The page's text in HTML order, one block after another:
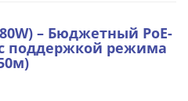
– Бюджетный PoE-
поддержкой режима